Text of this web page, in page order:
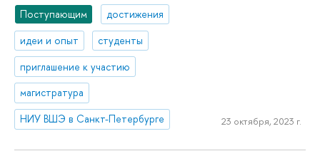
Поступающим
достижения
идеи и опыт
студенты
приглашение к участию
магистратура
НИУ ВШЭ в Санкт-Петербурге
23 октября, 2023 г.